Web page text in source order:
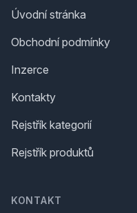
Úvodní stránka
Obchodní podmínky
Inzerce
Kontakty
Rejstřík kategorií
Rejstřík produktů
KONTAKT